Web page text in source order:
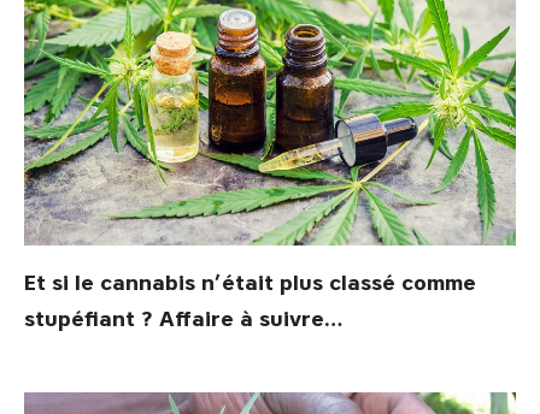
Et si le cannabis n’était plus classé comme
stupéfiant ? Affaire à suivre…